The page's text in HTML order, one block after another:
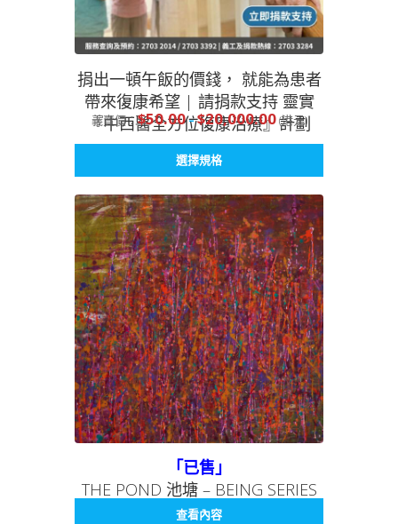
捐出一頓午飯的價錢， 就能為患者
帶來復康希望 | 請捐款支持 靈實
『中西醫全方位復康治療』計劃
義賣價：$50.00–$20,000.00(港元)
選擇規格
有
多
種
款
式。
可
在
產
品
頁
面
選
擇
「已售」
THE POND 池塘 – BEING SERIES
014 存在系列 014
查看內容